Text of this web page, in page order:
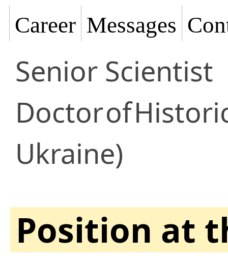
Career Messages
Senior Scientist
Doctorof
Ukraine)
Position at